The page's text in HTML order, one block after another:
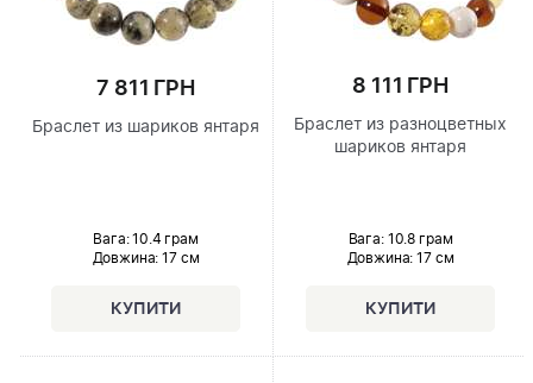
7 811 ГРН
Браслет из шариков янтаря
Вага: 10.4 грам
Довжина: 17 см
8 111 ГРН
Браслет из разноцветных
шариков янтаря
Вага: 10.8 грам
Довжина: 17 см